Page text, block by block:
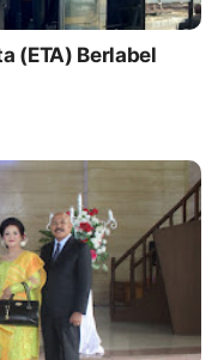
(ETA) Berlabel